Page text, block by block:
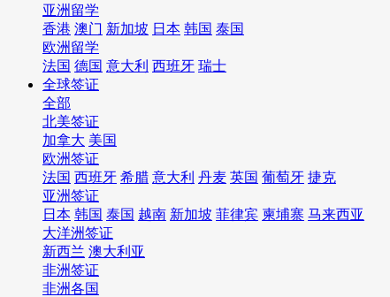
亚洲留学
香港 澳门 新加坡 日本 韩国 泰国
欧洲留学
法国 德国 意大利 西班牙 瑞士
全球签证
全部
北美签证
加拿大 美国
欧洲签证
法国 西班牙 希腊 意大利 丹麦 英国 葡萄牙 捷克
亚洲签证
日本 韩国 泰国 越南 新加坡 菲律宾 柬埔寨 马来西亚
大洋洲签证
新西兰 澳大利亚
非洲签证
非洲各国